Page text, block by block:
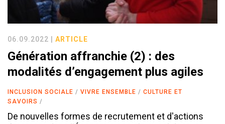
06.09.2022 | ARTICLE
Génération affranchie (2) : des
modalités d’engagement plus agiles
INCLUSION SOCIALE VIVRE ENSEMBLE
CULTURE ET
SAVOIRS
De nouvelles formes de recrutement et d'actions